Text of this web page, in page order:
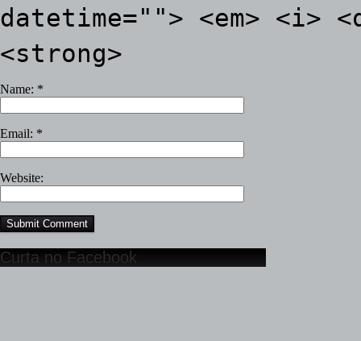
datetime=""> <em> <i>
<strong>
Name: *
Email: *
Website:
Curta no Facebook